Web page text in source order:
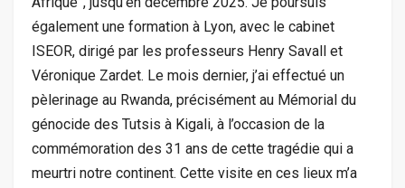
également une formation à Lyon, avec le cabinet
ISEOR, dirigé par les professeurs Henry Savall et
Véronique Zardet. Le mois dernier, j’ai effectué un
pèlerinage au Rwanda, précisément au Mémorial du
génocide des Tutsis à Kigali, à l’occasion de la
commémoration des 31 ans de cette tragédie qui a
meurtri notre continent. Cette visite en ces lieux m’a